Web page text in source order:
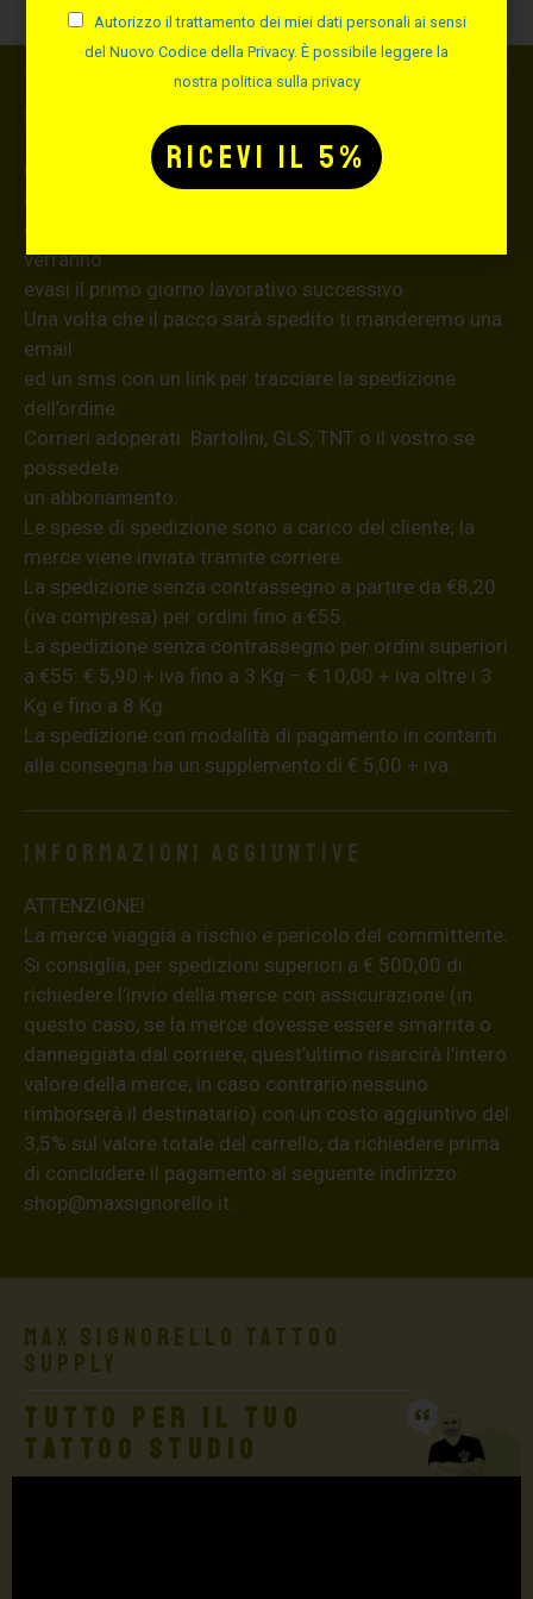
Spedizione
Consegna in 24 ore lavorative dal ricevimento
dell’ordine (48
ore per le isole), gli ordini effettuati nei giorni festivi
verranno
evasi il primo giorno lavorativo successivo.
Una volta che il pacco sarà spedito ti manderemo una
email
ed un sms con un link per tracciare la spedizione
dell’ordine.
Corrieri adoperati: Bartolini, GLS, TNT o il vostro se
possedete
un abbonamento.
Le spese di spedizione sono a carico del cliente; la
merce viene inviata tramite corriere.
La spedizione senza contrassegno a partire da €8,20
(iva compresa) per ordini fino a €55.
La spedizione senza contrassegno per ordini superiori
a €55: € 5,90 + iva fino a 3 Kg – € 10,00 + iva oltre i 3
Kg e fino a 8 Kg.
La spedizione con modalità di pagamento in contanti
alla consegna ha un supplemento di € 5,00 + iva.
Informazioni aggiuntive
ATTENZIONE!
La merce viaggia a rischio e pericolo del committente.
Si consiglia, per spedizioni superiori a € 500,00 di
richiedere l’invio della merce con assicurazione (in
questo caso, se la merce dovesse essere smarrita o
danneggiata dal corriere, quest’ultimo risarcirà l’intero
valore della merce, in caso contrario nessuno
rimborserà il destinatario) con un costo aggiuntivo del
3,5% sul valore totale del carrello, da richiedere prima
di concludere il pagamento al seguente indirizzo:
shop@maxsignorello.it
Max Signorello Tattoo
Supply
TUTTO PER IL TUO
TATTOO STUDIO
Autorizzo il trattamento dei miei dati personali ai sensi
del Nuovo Codice della Privacy. È possibile leggere la
nostra politica sulla privacy